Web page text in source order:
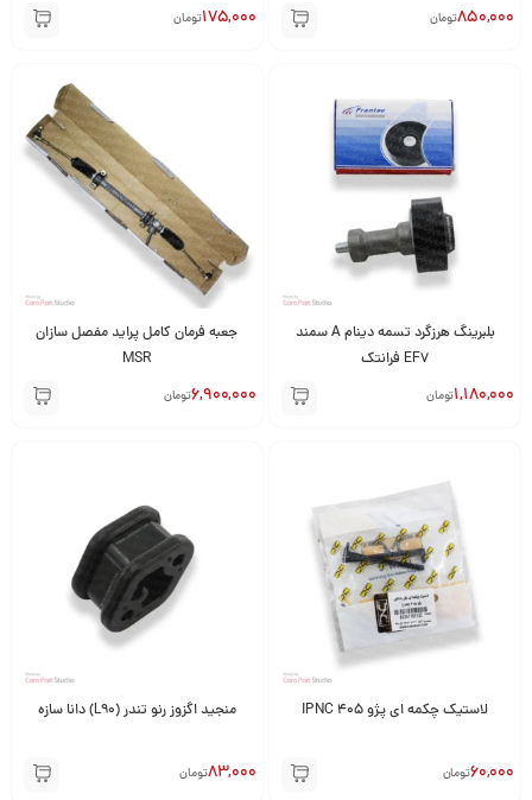
850,000تومان 175,000تومان
بلبرینگ هرزگرد تسمه دینام A سمند
EF7 فرانتک
1,180,000تومان
جعبه فرمان کامل پراید مفصل سازان
MSR
6,900,000تومان
لاستیک چکمه ای پژو 405 IPNC
60,000تومان
منجید اگزوز رنو تندر (L90) دانا سازه
83,000تومان